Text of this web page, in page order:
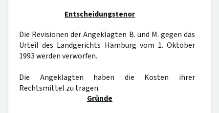
Entscheidungstenor
Die Revisionen der Angeklagten B. und M. gegen das
Urteil des Landgerichts Hamburg vom 1. Oktober
1993 werden verworfen.
Die Angeklagten haben die Kosten ihrer
Rechtsmittel zu tragen.
Gründe